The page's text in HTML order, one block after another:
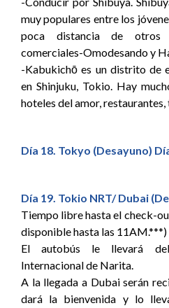
muy populares entre los
poca distancia de otros
comerciales-Omodesando y
-Kabukichō es un distrito de
en Shinjuku, Tokio. Hay
hoteles del amor,
Día 18. Tokyo (Desayuno)
Día 19. Tokio NRT/ Dubai
Tiempo libre hasta el check-
disponible hasta las 11AM.***)
El autobús le llevará
Internacional de Narita.
A la llegada a Dubai serán
dará la bienvenida y lo